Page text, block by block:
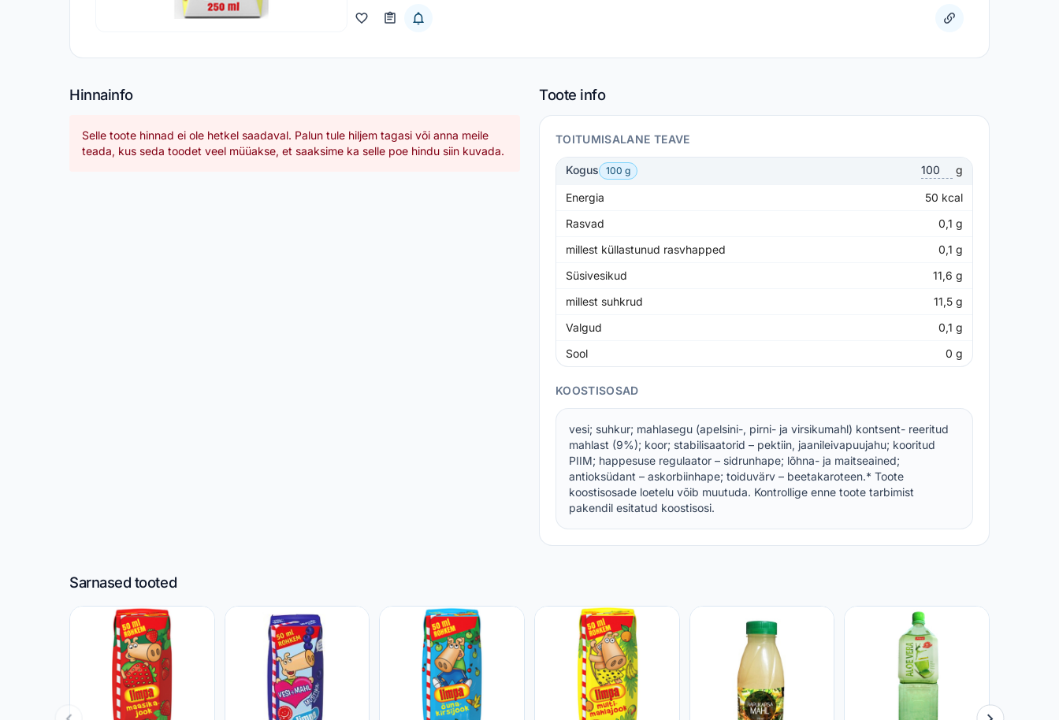
Hinnainfo
Selle toote hinnad ei ole hetkel saadaval. Palun tule hiljem tagasi või anna meile
teada, kus seda toodet veel müüakse, et saaksime ka selle poe hindu siin kuvada.
Toote info
TOITUMISALANE TEAVE
Kogus 100 g g
Energia 50 kcal
Rasvad
0,1 g
millest küllastunud rasvhapped
0,1 g
Süsivesikud
11,6 g
millest suhkrud
11,5 g
Valgud
0,1 g
Sool
0 g
KOOSTISOSAD
vesi; suhkur; mahlasegu (apelsini-, pirni- ja virsikumahl) kontsent- reeritud
mahlast (9%); koor; stabilisaatorid – pektiin, jaanileivapuujahu; kooritud
PIIM; happesuse regulaator – sidrunhape; lõhna- ja maitseained;
antioksüdant – askorbiinhape; toiduvärv – beetakaroteen.* Toote
koostisosade loetelu võib muutuda. Kontrollige enne toote tarbimist
pakendil esitatud koostisosi.
Sarnased tooted